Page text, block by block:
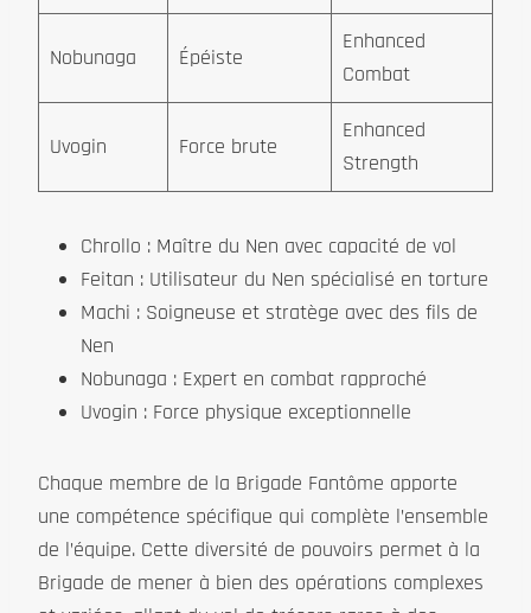
Nobunaga Épéiste
Enhanced
Combat
Uvogin Force brute
Enhanced
Strength
Chrollo : Maître du Nen avec capacité de vol
Feitan : Utilisateur du Nen spécialisé en torture
Machi : Soigneuse et stratège avec des fils de
Nen
Nobunaga : Expert en combat rapproché
Uvogin : Force physique exceptionnelle
Chaque membre de la Brigade Fantôme apporte
une compétence spécifique qui complète l’ensemble
de l’équipe. Cette diversité de pouvoirs permet à la
Brigade de mener à bien des opérations complexes